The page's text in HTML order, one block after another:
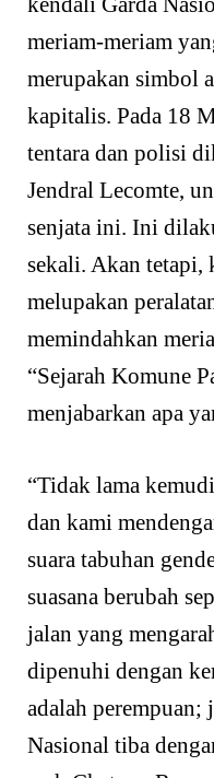
meriam-meriam
merupakan simbol
kapitalis. Pada 18
tentara dan polisi
Jendral Lecomte,
senjata ini. Ini
sekali. Akan tetapi,
melupakan
memindahkan
“Sejarah Komune
menjabarkan apa
“Tidak lama
dan kami
suara tabuhan
suasana berubah
jalan yang
dipenuhi dengan
adalah perempuan;
Nasional tiba